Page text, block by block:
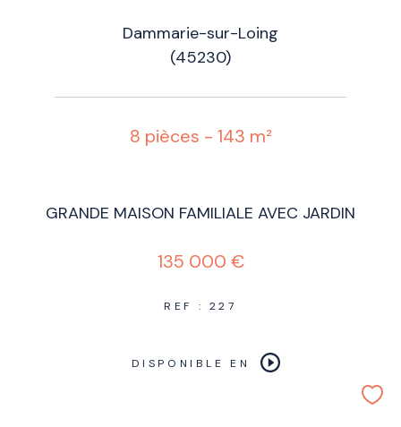
Dammarie-sur-Loing
(45230)
8 pièces - 143 m²
GRANDE MAISON FAMILIALE AVEC JARDIN
135 000 €
REF : 227
DISPONIBLE EN